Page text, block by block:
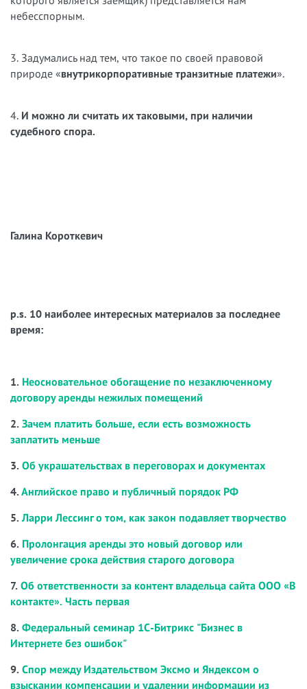
небесспорным.
3. Задумались над тем, что такое по своей правовой
природе «внутрикорпоративные транзитные платежи».
4. И можно ли считать их таковыми, при наличии
судебного спора.
Галина Короткевич
p.s. 10 наиболее интересных материалов за последнее
время:
1. Неосновательное обогащение по незаключенному
договору аренды нежилых помещений
2. Зачем платить больше, если есть возможность
заплатить меньше
3. Об украшательствах в переговорах и документах
4. Английское право и публичный порядок РФ
5. Ларри Лессинг о том, как закон подавляет творчество
6. Пролонгация аренды это новый договор или
увеличение срока действия старого договора
7. Об ответственности за контент владельца сайта ООО «В
контакте». Часть первая
8. Федеральный семинар 1С-Битрикс "Бизнес в
Интернете без ошибок"
9. Спор между Издательством Эксмо и Яндексом о
взыскании компенсации и удалении информации из